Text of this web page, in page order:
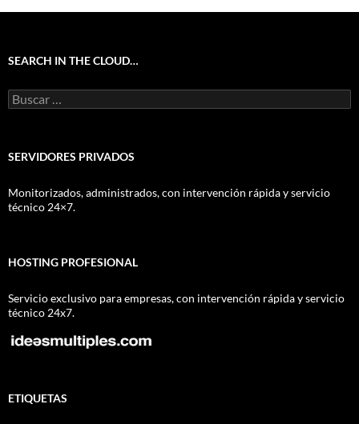
SEARCH IN THE CLOUD…
Buscar:
SERVIDORES PRIVADOS
Monitorizados, administrados, con intervención rápida y servicio
técnico 24×7.
HOSTING PROFESIONAL
Servicio exclusivo para empresas, con intervención rápida y servicio
técnico 24x7.
ETIQUETAS